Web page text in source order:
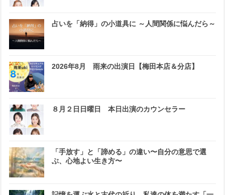
占いを「納得」の小道具に ～人間関係に悩んだら～
2026年8月 雨来の出演日【梅田本店＆分店】
８月２日日曜日 本日出演のカウンセラー
「手放す」と「諦める」の違い〜自分の意思で選
ぶ、心地よい生き方〜